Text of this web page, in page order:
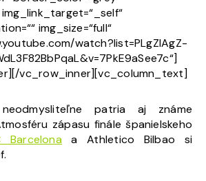
img_link_target=“_self“
img_size=“full“
watch?list=PLgZlAgZ-
vc_row_inner][vc_column_text]
patria aj známe
zápasu finále španielskeho
Barcelonaa Athletico Bilbao si